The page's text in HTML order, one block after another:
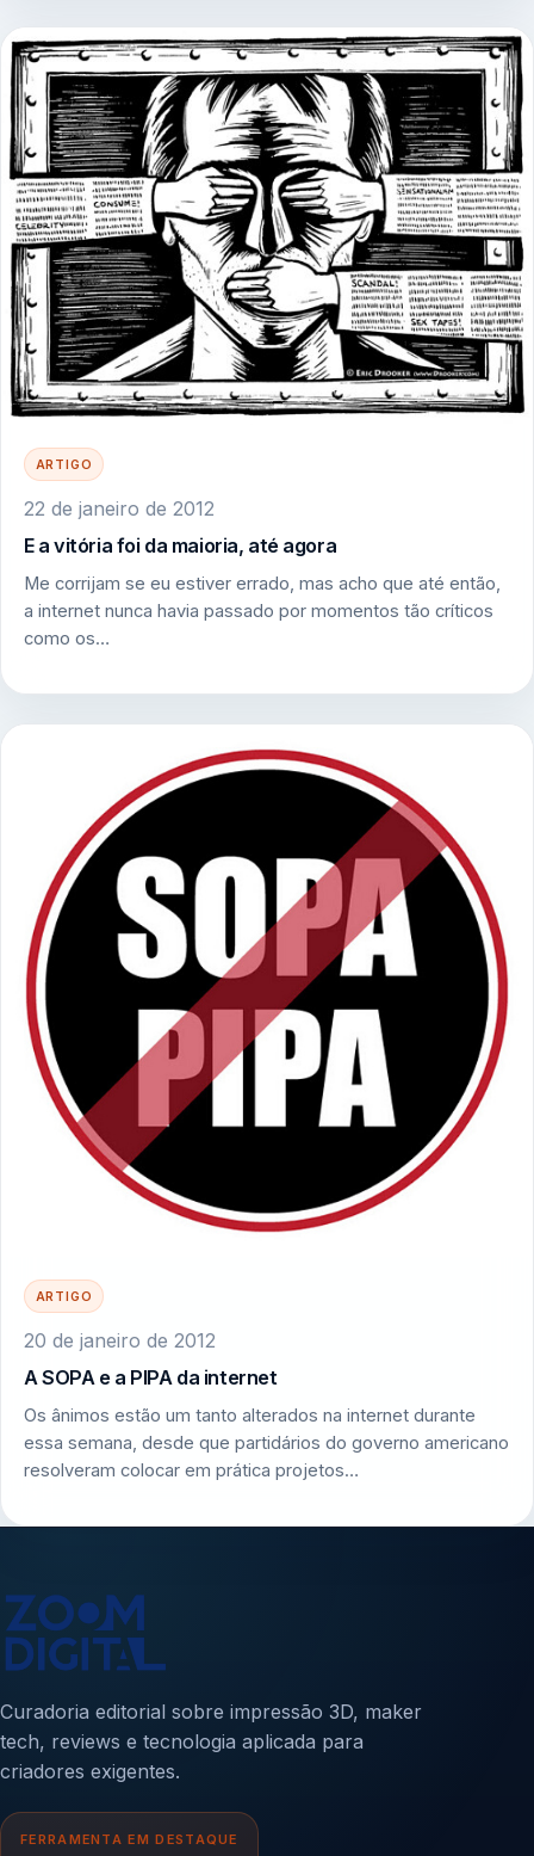
ARTIGO
22 de janeiro de 2012
E a vitória foi da maioria, até agora
Me corrijam se eu estiver errado, mas acho que até então,
a internet nunca havia passado por momentos tão críticos
como os…
ARTIGO
20 de janeiro de 2012
A SOPA e a PIPA da internet
Os ânimos estão um tanto alterados na internet durante
essa semana, desde que partidários do governo americano
resolveram colocar em prática projetos…
Curadoria editorial sobre impressão 3D, maker
tech, reviews e tecnologia aplicada para
criadores exigentes.
FERRAMENTA EM DESTAQUE